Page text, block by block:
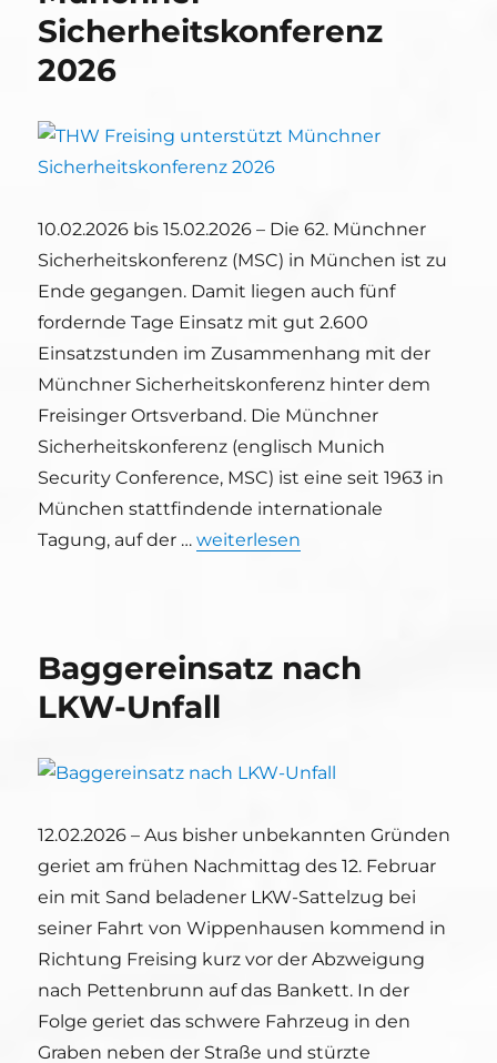
Sicherheitskonferenz
2026
10.02.2026 bis 15.02.2026 – Die 62. Münchner
Sicherheitskonferenz (MSC) in München ist zu
Ende gegangen. Damit liegen auch fünf
fordernde Tage Einsatz mit gut 2.600
Einsatzstunden im Zusammenhang mit der
Münchner Sicherheitskonferenz hinter dem
Freisinger Ortsverband. Die Münchner
Sicherheitskonferenz (englisch Munich
Security Conference, MSC) ist eine seit 1963 in
München stattfindende internationale
Tagung, auf der …„THW Freising unterstützt
weiterlesen
Baggereinsatz nach
LKW-Unfall
12.02.2026 – Aus bisher unbekannten Gründen
geriet am frühen Nachmittag des 12. Februar
ein mit Sand beladener LKW-Sattelzug bei
seiner Fahrt von Wippenhausen kommend in
Richtung Freising kurz vor der Abzweigung
nach Pettenbrunn auf das Bankett. In der
Folge geriet das schwere Fahrzeug in den
Graben neben der Straße und stürzte